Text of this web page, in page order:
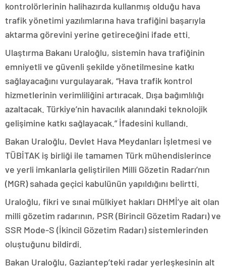
kontrolörlerinin halihazırda kullanmış olduğu hava
trafik yönetimi yazılımlarına hava trafiğini başarıyla
aktarma görevini yerine getireceğini ifade etti.
Ulaştırma Bakanı Uraloğlu, sistemin hava trafiğinin
emniyetli ve güvenli şekilde yönetilmesine katkı
sağlayacağını vurgulayarak, “Hava trafik kontrol
hizmetlerinin verimliliğini artıracak. Dışa bağımlılığı
azaltacak. Türkiye’nin havacılık alanındaki teknolojik
gelişimine katkı sağlayacak.” İfadesini kullandı.
Bakan Uraloğlu, Devlet Hava Meydanları İşletmesi ve
TÜBİTAK iş birliği ile tamamen Türk mühendislerince
ve yerli imkanlarla geliştirilen Milli Gözetin Radarı’nın
(MGR) sahada geçici kabulünün yapıldığını belirtti.
Uraloğlu, fikri ve sınai mülkiyet hakları DHMİ’ye ait olan
milli gözetim radarının, PSR (Birincil Gözetim Radarı) ve
SSR Mode-S (İkincil Gözetim Radarı) sistemlerinden
oluştuğunu bildirdi.
Bakan Uraloğlu, Gaziantep’teki radar yerleşkesinin alt